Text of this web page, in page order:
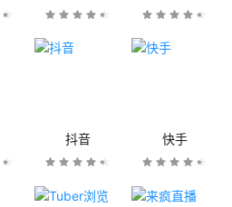
抖音 快手